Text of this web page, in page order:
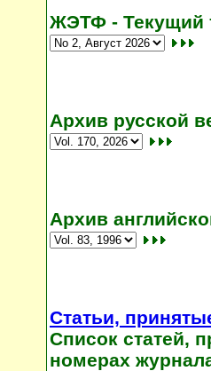
ЖЭТФ - Текущий
Архив русской
Архив
Статьи,
Список статей,
номерах